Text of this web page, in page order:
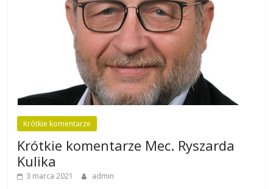
Krótkie komentarze
Krótkie komentarze Mec. Ryszarda
Kulika
3 marca 2021 admin